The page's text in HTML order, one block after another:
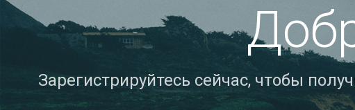
Зарегистрируйтесь сейчас, чтобы